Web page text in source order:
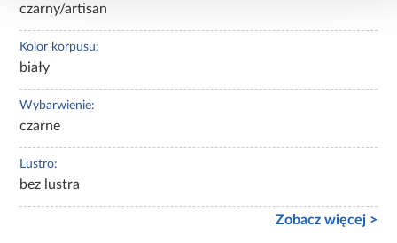
czarny/artisan
Kolor korpusu:
biały
Wybarwienie:
czarne
Lustro:
bez lustra
Zobacz więcej >